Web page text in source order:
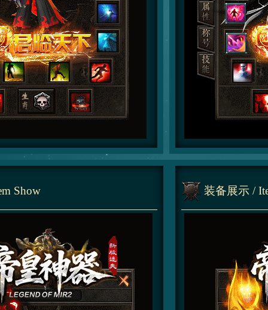
Show 装备展示 /